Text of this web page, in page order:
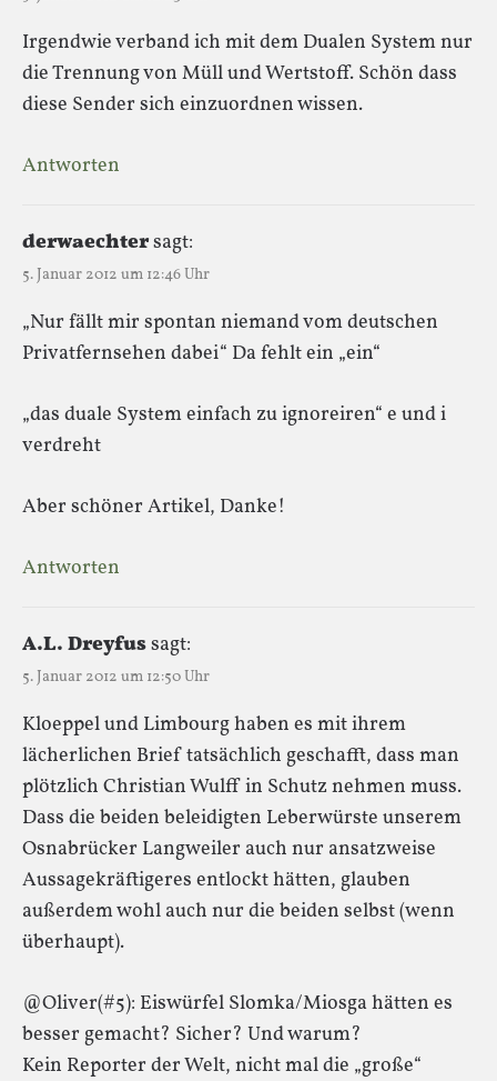
Irgendwie verband ich mit dem Dualen System nur
die Trennung von Müll und Wertstoff. Schön dass
diese Sender sich einzuordnen wissen.
Antworten
derwaechtersagt:
5. Januar 2012 um 12:46 Uhr
„Nur fällt mir spontan niemand vom deutschen
Privatfernsehen dabei“ Da fehlt ein „ein“
„das duale System einfach zu ignoreiren“ e und i
verdreht
Aber schöner Artikel, Danke!
Antworten
A.L. Dreyfussagt:
5. Januar 2012 um 12:50 Uhr
Kloeppel und Limbourg haben es mit ihrem
lächerlichen Brief tatsächlich geschafft, dass man
plötzlich Christian Wulff in Schutz nehmen muss.
Dass die beiden beleidigten Leberwürste unserem
Osnabrücker Langweiler auch nur ansatzweise
Aussagekräftigeres entlockt hätten, glauben
außerdem wohl auch nur die beiden selbst (wenn
überhaupt).
@Oliver(#5): Eiswürfel Slomka/Miosga hätten es
besser gemacht? Sicher? Und warum?
Kein Reporter der Welt, nicht mal die „große“